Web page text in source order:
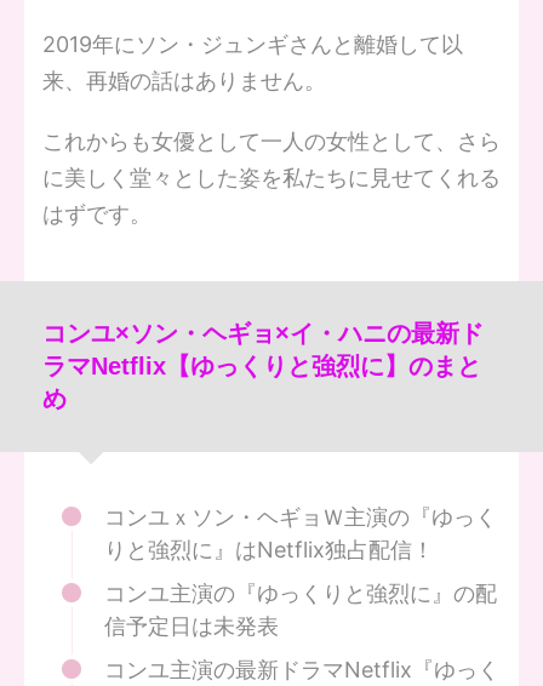
2019年にソン・ジュンギさんと離婚して以
来、再婚の話はありません。
これからも女優として一人の女性として、さら
に美しく堂々とした姿を私たちに見せてくれる
はずです。
コンユ×ソン・ヘギョ×イ・ハニの最新ド
ラマNetflix【ゆっくりと強烈に】のまと
め
コンユｘソン・ヘギョＷ主演の『ゆっく
りと強烈に』はNetflix独占配信！
コンユ主演の『ゆっくりと強烈に』の配
信予定日は未発表
コンユ主演の最新ドラマNetflix『ゆっく